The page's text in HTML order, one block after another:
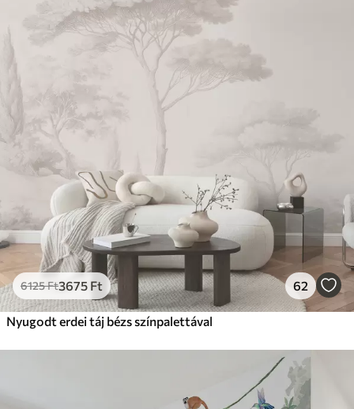
6125Ft3675 Ft 62
Nyugodt erdei táj bézs színpalettával